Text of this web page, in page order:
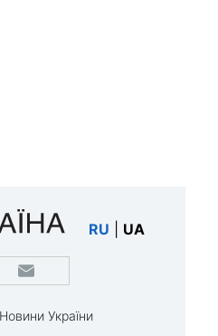
RU UA
Новини України